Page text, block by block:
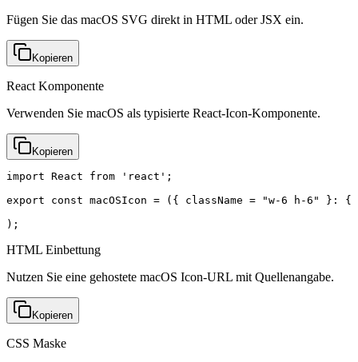
Fügen Sie das macOS SVG direkt in HTML oder JSX ein.
Kopieren
React Komponente
Verwenden Sie macOS als typisierte React-Icon-Komponente.
Kopieren
import React from 'react';
export const macOSIcon = ({ className = "w-6 h-6" }:
);
HTML Einbettung
Nutzen Sie eine gehostete macOS Icon-URL mit Quellenangabe.
Kopieren
CSS Maske